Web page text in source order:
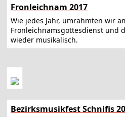
Fronleichnam 2017
Wie jedes Jahr, umrahmten wir
Fronleichnamsgottesdienst und
wieder musikalisch.
Bezirksmusikfest Schnifis